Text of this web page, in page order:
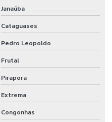
Janaúba
Cataguases
Pedro Leopoldo
Frutal
Pirapora
Extrema
Congonhas